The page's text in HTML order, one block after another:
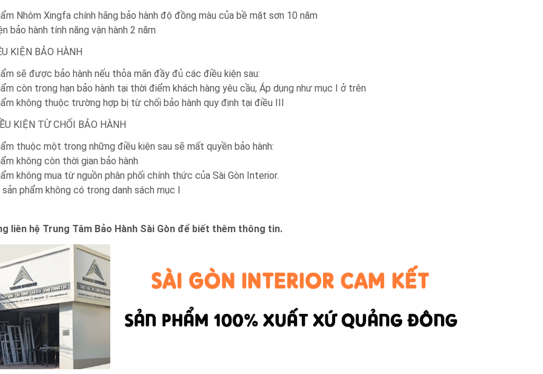
Nhôm Xingfa chính hãng bảo hành độ đồng màu của bề mặt sơn 10 năm
bảo hành tính năng vận hành 2 năm
KIỆN BẢO HÀNH
sẽ được bảo hành nếu thỏa mãn đầy đủ các điều kiện sau:
còn trong hạn bảo hành tại thời điểm khách hàng yêu cầu, Áp dụng như mục I ở trên
không thuộc trường hợp bị từ chối bảo hành quy định tại điều III
KIỆN TỪ CHỐI BẢO HÀNH
thuộc một trong những điều kiện sau sẽ mất quyền bảo hành:
không còn thời gian bảo hành
không mua từ nguồn phân phối chính thức của Sài Gòn Interior.
sản phẩm không có trong danh sách mục I
liên hệ Trung Tâm Bảo Hành Sài Gòn để biết thêm thông tin.